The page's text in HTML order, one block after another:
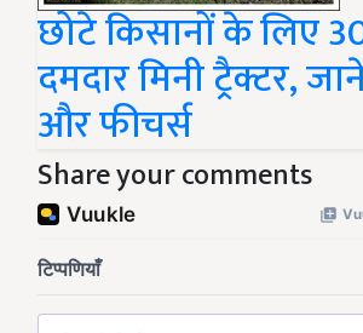
छोटे किसानों के लिए
दमदार मिनी ट्रैक्टर,
और फीचर्स
Share your comments